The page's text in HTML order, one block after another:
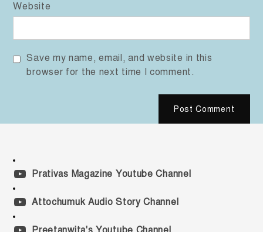
Website
Save my name, email, and website in this
browser for the next time I comment.
Prativas Magazine Youtube Channel
Attochumuk Audio Story Channel
Preetanwita's Youtube Channel